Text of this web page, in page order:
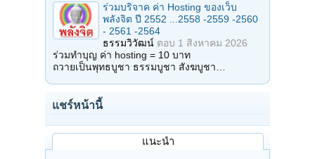
ร่วมบริจาค ค่า Hosting ของเว็บ
พลังจิต ปี 2552 ...2558 -2559 -2560
- 2561 -2564
ธรรมวิวัฒน์ ตอบ 1 สิงหาคม 2026
ร่วมทำบุญ ค่า hosting = 10 บาท
ถวายเป็นพุทธบูชา ธรรมบูชา สังฆบูชา…
แชร์หน้านี้
แนะนำ